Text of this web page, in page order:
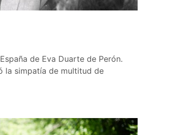
de Eva Duarte de Perón.
la simpatía de multitud de